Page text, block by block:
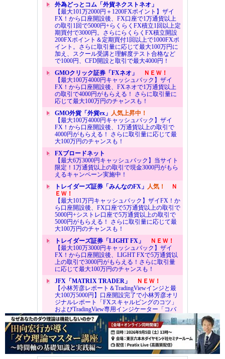
外為どっとコム「外貨ネクストネオ」
【最大101万2000円＋1200FXポイント】ザイ
FX！から口座開設後、FX口座で1万通貨以上
の取引1回で5000円+らくらくFX積立1回以上定
期買付で3000円。さらにらくらくFX積立開設
200FXポイント＆定期買付1回以上で1000FXポ
イント。さらに取引量に応じて最大100万円に
加え、スクール受講と理解度テスト合格など
で1000円、CFD開設と取引で最大4000円！
GMOクリック証券「FXネオ」
ＮＥＷ！
【最大100万4000円キャッシュバック】ザイ
FX！から口座開設後、FXネオで1万通貨以上
の取引で4000円がもらえる！ さらに取引量に
応じて最大100万円のチャンスも！
GMO外貨「外貨ex」 人気上昇中！
【最大100万4000円キャッシュバック】ザイ
FX！から口座開設後、1万通貨以上の取引で
4000円がもらえる！ さらに取引量に応じて最
大100万円のチャンスも！
FXブロードネット
【最大6万3000円キャッシュバック】当サイト
限定！1万通貨以上の取引で現金3000円がもら
えるキャンペーン実施中！
トレイダーズ証券「みんなのFX」 人気！
Ｎ
ＥＷ！
【最大101万円キャッシュバック】ザイFX！か
ら口座開設後、FX口座で5万通貨以上の取引で
5000円+シストレ口座で5万通貨以上の取引で
5000円がもらえる！ さらに取引量に応じて最
大100万円のチャンスも！
トレイダーズ証券「LIGHT FX」
ＮＥＷ！
【最大100万3000円キャッシュバック】ザイ
FX！から口座開設後、LIGHT FXで5万通貨以
上の取引で3000円がもらえる！さらに取引量
に応じて最大100万円のチャンスも！
JFX「MATRIX TRADER」
ＮＥＷ！
【小林芳彦レポート＆TradingViewインジと最
大100万5000円】口座開設完了で小林芳彦オリ
ジナルレポート「FXスキャルピングのコツ」
およびTradingView専用インジケーター「コバ
スキャインジ」当日プレゼント＆専用フォー
ムからの申込と合計1万通貨以上の新規取引で
5000円キャッシュバック！さらに取引量に応
じて最大100万円のチャンスも！